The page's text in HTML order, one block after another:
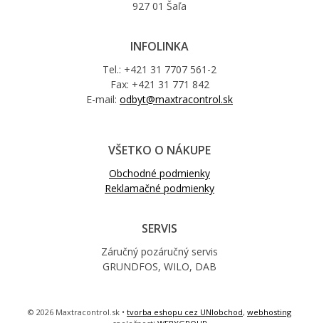
927 01 Šaľa
INFOLINKA
Tel.: +421 31 7707 561-2
Fax: +421 31 771 842
E-mail: odbyt@maxtracontrol.sk
VŠETKO O NÁKUPE
Obchodné podmienky
Reklamačné podmienky
SERVIS
Záručný pozáručný servis
GRUNDFOS, WILO, DAB
© 2026 Maxtracontrol.sk • tvorba eshopu cez UNIobchod, webhosting